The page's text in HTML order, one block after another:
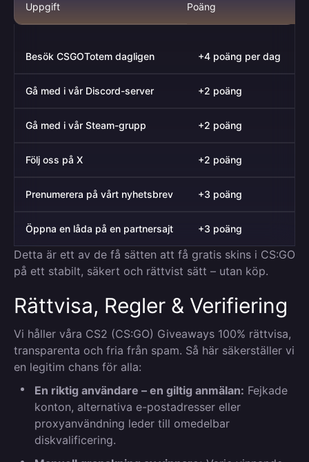
Uppgift Poäng
Besök CSGOTotem dagligen +4 poäng per dag
Gå med i vår Discord-server +2 poäng
Gå med i vår Steam-grupp +2 poäng
Följ oss på X +2 poäng
Prenumerera på vårt nyhetsbrev +3 poäng
Öppna en låda på en partnersajt +3 poäng
Detta är ett av de få sätten att få gratis skins i CS:GO
på ett stabilt, säkert och rättvist sätt – utan köp.
Rättvisa, Regler & Verifiering
Vi håller våra CS2 (CS:GO) Giveaways 100% rättvisa,
transparenta och fria från spam. Så här säkerställer vi
en legitim chans för alla:
En riktig användare – en giltig anmälan: Fejkade
konton, alternativa e-postadresser eller
proxyanvändning leder till omedelbar
diskvalificering.